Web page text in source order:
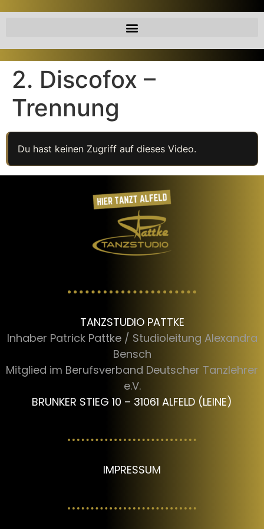
2. Discofox –
Trennung
Du hast keinen Zugriff auf dieses Video.
TANZSTUDIO PATTKE
Inhaber Patrick Pattke / Studioleitung Alexandra
Bensch
Mitglied im Berufsverband Deutscher Tanzlehrer
e.V.
BRUNKER STIEG 10 – 31061 ALFELD (LEINE)
IMPRESSUM